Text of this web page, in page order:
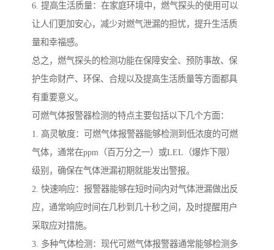
6. 提高生活质量：在家庭环境中，燃气探头的使用可以
让人们更加安心，减少对燃气泄漏的担忧，提升生活质
量和幸福感。
总之，燃气探头的检测功能在保障安全、预防事故、保
护生命财产、环保、合规以及提高生活质量等方面都具
有重要意义。
可燃气体报警器检测的特点主要包括以下几个方面：
1. 高灵敏度：可燃气体报警器能够检测到低浓度的可燃
气体，通常在ppm（百万分之一）或LEL（爆炸下限）
级别，确保在气体泄漏初期就能发出警报。
2. 快速响应：报警器能够在短时间内对气体泄漏做出反
应，通常响应时间在几秒到几十秒之间，及时提醒用户
采取应对措施。
3. 多种气体检测：现代可燃气体报警器通常能够检测多